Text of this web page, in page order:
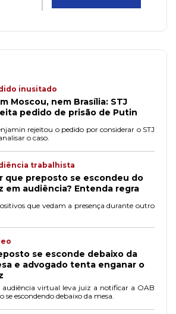
inusitado
Moscou, nem Brasília: STJ
pedido de prisão de Putin
rejeitou o pedido por considerar o STJ
o caso.
trabalhista
que preposto se escondeu do
em audiência? Entenda regra
que vedam a presença durante outro
se esconde debaixo da
e advogado tenta enganar o
audiência virtual leva juiz a notificar a OAB
se escondendo debaixo da mesa.